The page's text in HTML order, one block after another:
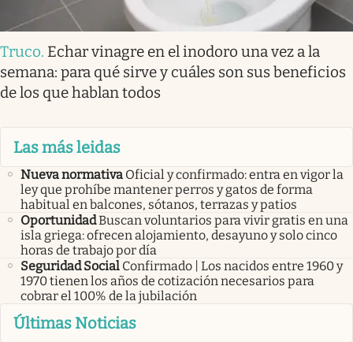
Truco. Echar vinagre en el inodoro una vez a la
semana: para qué sirve y cuáles son sus beneficios
de los que hablan todos
Las más leidas
Nueva normativa Oficial y confirmado: entra en vigor la
ley que prohíbe mantener perros y gatos de forma
habitual en balcones, sótanos, terrazas y patios
OportunidadBuscan voluntarios para vivir gratis en una
isla griega: ofrecen alojamiento, desayuno y solo cinco
horas de trabajo por día
Seguridad Social Confirmado | Los nacidos entre 1960 y
1970 tienen los años de cotización necesarios para
cobrar el 100% de la jubilación
Últimas Noticias